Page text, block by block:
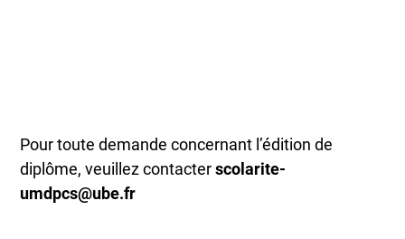
Pour toute demande concernant l’édition de
diplôme, veuillez contacterscolarite-
umdpcs@ube.fr